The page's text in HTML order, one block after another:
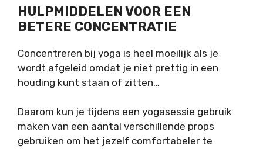
HULPMIDDELEN VOOR EEN
BETERE CONCENTRATIE
Concentreren bij yoga is heel moeilijk als je
wordt afgeleid omdat je niet prettig in een
houding kunt staan of zitten…
Daarom kun je tijdens een yogasessie gebruik
maken van een aantal verschillende props
gebruiken om het jezelf comfortabeler te